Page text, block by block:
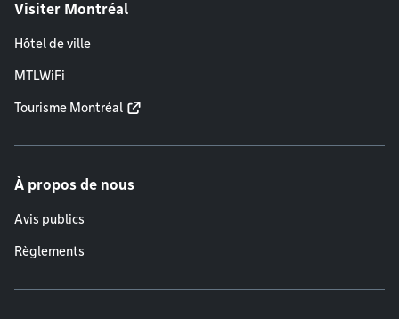
Visiter Montréal
Hôtel de ville
MTLWiFi
Tourisme Montréal
À propos de nous
Avis publics
Règlements